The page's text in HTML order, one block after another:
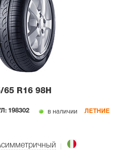
65 R16 98H
198302 в наличии ЛЕТНИЕ